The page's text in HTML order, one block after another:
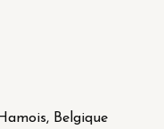
Belgique